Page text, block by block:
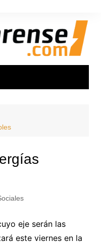
eje serán las
este viernes en la